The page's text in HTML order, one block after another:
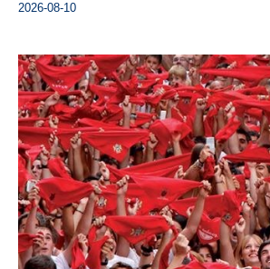
2026-08-10